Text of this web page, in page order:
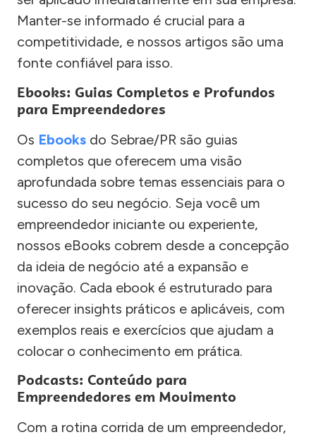
Manter-se informado é crucial para a
competitividade, e nossos artigos são uma
fonte confiável para isso.
Ebooks: Guias Completos e Profundos
para Empreendedores
Os Ebooks do Sebrae/PR são guias
completos que oferecem uma visão
aprofundada sobre temas essenciais para o
sucesso do seu negócio. Seja você um
empreendedor iniciante ou experiente,
nossos eBooks cobrem desde a concepção
da ideia de negócio até a expansão e
inovação. Cada ebook é estruturado para
oferecer insights práticos e aplicáveis, com
exemplos reais e exercícios que ajudam a
colocar o conhecimento em prática.
Podcasts: Conteúdo para
Empreendedores em Movimento
Com a rotina corrida de um empreendedor,